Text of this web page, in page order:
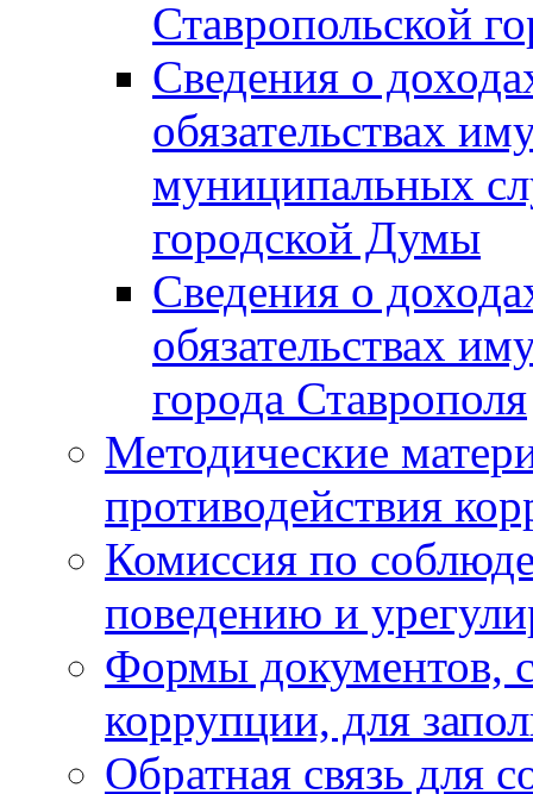
Ставропольской
Сведения о
обязательствах
муниципальных
городской Думы
Сведения о
обязательствах
города Ставрополя
Методические
противодействия
Комиссия по
поведению и
Формы документов,
коррупции, для
Обратная связь для